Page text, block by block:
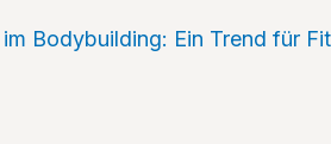
Bodybuilding: Ein Trend für